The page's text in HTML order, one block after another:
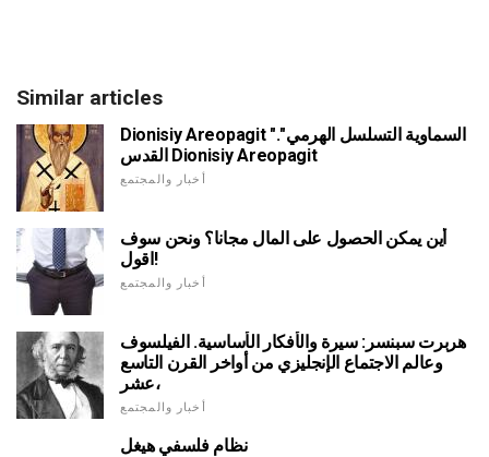
Similar articles
Dionisiy Areopagit "السماوية التسلسل الهرمي".
القدس Dionisiy Areopagit
أخبار والمجتمع
أين يمكن الحصول على المال مجانا؟ ونحن سوف
اقول!
أخبار والمجتمع
هربرت سبنسر: سيرة والأفكار الأساسية. الفيلسوف
وعالم الاجتماع الإنجليزي من أواخر القرن التاسع
عشر،
أخبار والمجتمع
نظام فلسفي هيغل